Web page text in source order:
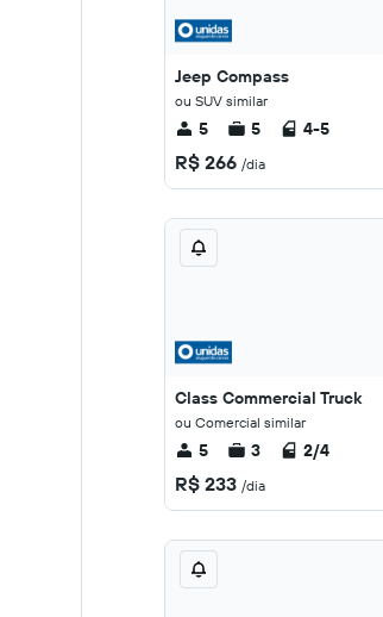
Jeep Compass
ou SUV similar
5 5 4-5
R$ 266 /dia
Class Commercial Truck
ou Comercial similar
5 3 2/4
R$ 233 /dia